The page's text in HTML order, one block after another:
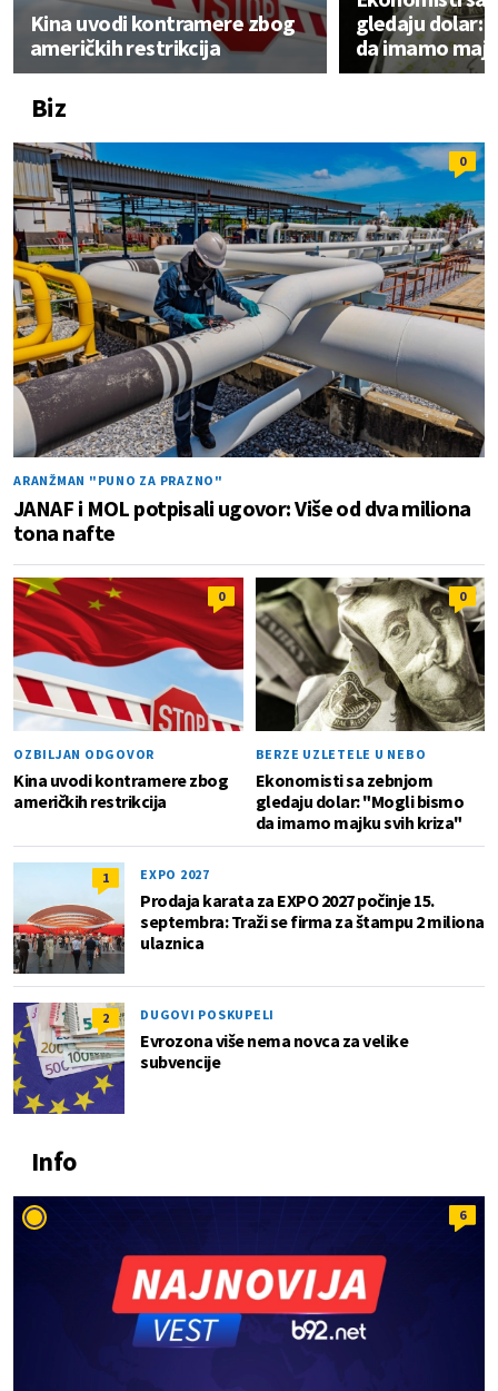
Kina uvodi kontramere zbog
američkih restrikcija
gledaju dolar:
da imamo
Biz
0
ARANŽMAN "PUNO ZA PRAZNO"
JANAF i MOL potpisali ugovor: Više od dva miliona
tona nafte
0
OZBILJAN ODGOVOR
Kina uvodi kontramere zbog
američkih restrikcija
0
BERZE UZLETELE U NEBO
Ekonomisti sa zebnjom
gledaju dolar: "Mogli bismo
da imamo majku svih kriza"
1 EXPO 2027
Prodaja karata za EXPO 2027 počinje 15.
septembra: Traži se firma za štampu 2 miliona
ulaznica
2 DUGOVI POSKUPELI
Evrozona više nema novca za velike
subvencije
Info
6